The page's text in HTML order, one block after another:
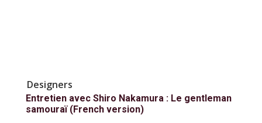
Designers
Entretien avec Shiro Nakamura : Le gentleman
samouraï (French version)